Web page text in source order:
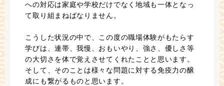
への対応は家庭や学校だけでなく地域も一体となっ
て取り組まねばなりません。
こうした状況の中で、この度の職場体験がもたらす
学びは、連帯、我慢、おもいやり、強さ、優しさ等
の大切さを体で覚えさせてくれたことと思います。
そして、そのことは様々な問題に対する免疫力の醸
成にも繋がるものと思います。